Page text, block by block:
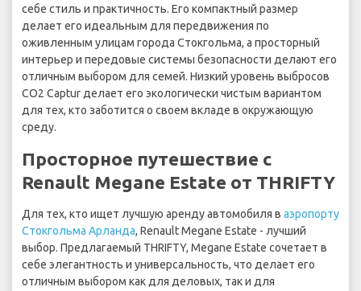
себе стиль и практичность. Его компактный размер
делает его идеальным для передвижения по
оживленным улицам города Стокгольма, а просторный
интерьер и передовые системы безопасности делают его
отличным выбором для семей. Низкий уровень выбросов
CO2 Captur делает его экологически чистым вариантом
для тех, кто заботится о своем вкладе в окружающую
среду.
Просторное путешествие с
Renault Megane Estate от THRIFTY
Для тех, кто ищет лучшую аренду автомобиля в аэропорту
Стокгольма Арланда, Renault Megane Estate - лучший
выбор. Предлагаемый THRIFTY, Megane Estate сочетает в
себе элегантность и универсальность, что делает его
отличным выбором как для деловых, так и для